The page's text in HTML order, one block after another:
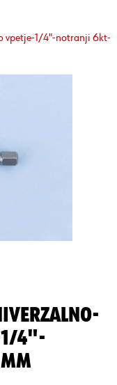
1/4"-